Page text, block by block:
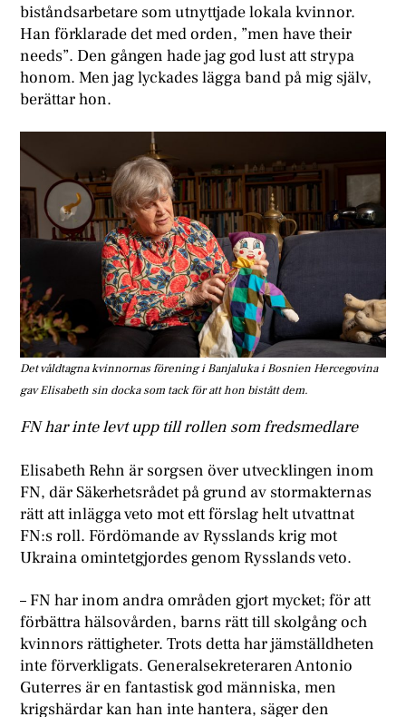
biståndsarbetare som utnyttjade lokala kvinnor.
Han förklarade det med orden, ”men have their
needs”. Den gången hade jag god lust att strypa
honom. Men jag lyckades lägga band på mig själv,
berättar hon.
Det våldtagna kvinnornas förening i Banjaluka i Bosnien Hercegovina
gav Elisabeth sin docka som tack för att hon bistått dem.
FN har inte levt upp till rollen som fredsmedlare
Elisabeth Rehn är sorgsen över utvecklingen inom
FN, där Säkerhetsrådet på grund av stormakternas
rätt att inlägga veto mot ett förslag helt utvattnat
FN:s roll. Fördömande av Rysslands krig mot
Ukraina omintetgjordes genom Rysslands veto.
– FN har inom andra områden gjort mycket; för att
förbättra hälsovården, barns rätt till skolgång och
kvinnors rättigheter. Trots detta har jämställdheten
inte förverkligats. Generalsekreteraren Antonio
Guterres är en fantastisk god människa, men
krigshärdar kan han inte hantera, säger den